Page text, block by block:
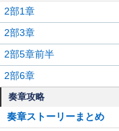
2部1章
2部3章
2部5章前半
2部6章
奏章攻略
奏章ストーリーまとめ